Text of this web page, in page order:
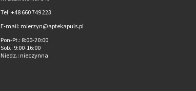
Tel: +48 660 749 223
E-mail: mierzyn@aptekapuls.pl
Pon-Pt.: 8:00-20:00
Sob.: 9:00-16:00
Niedz.: nieczynna